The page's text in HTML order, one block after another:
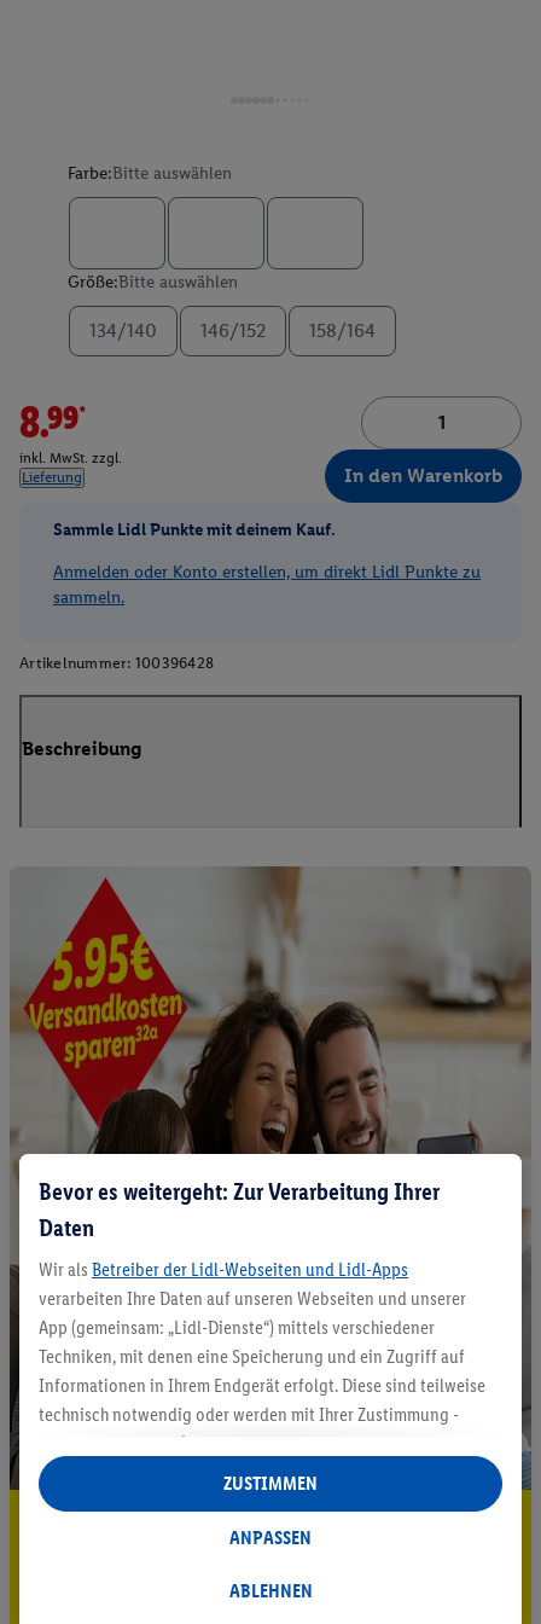
Farbe:Bitte auswählen
Größe:Bitte auswählen
134/140 146/152 158/164
8.99*
inkl. MwSt. zzgl.
Lieferung
In den Warenkorb
Sammle Lidl Punkte mit deinem Kauf.
Anmelden oder Konto erstellen, um direkt Lidl Punkte zu
sammeln.
Artikelnummer: 100396428
Beschreibung
5.95 € Versand sparen³²ᵃ
Bevor es weitergeht: Zur Verarbeitung Ihrer
Daten
Wir als Betreiber der Lidl-Webseiten und Lidl-Apps
verarbeiten Ihre Daten auf unseren Webseiten und unserer
App (gemeinsam: „Lidl-Dienste“) mittels verschiedener
Techniken, mit denen eine Speicherung und ein Zugriff auf
Informationen in Ihrem Endgerät erfolgt. Diese sind teilweise
technisch notwendig oder werden mit Ihrer Zustimmung -
auch durch Partner (u.a.
Verantwortliche; im Zusammenhang mit dem IAB TCF
insgesamt
Statistik-Erstellung oder für personalisierte Werbung
Datenverarbeitungen für personalisierte Werbung werden
ABLEHNEN
ANPASSEN
ZUSTIMMEN